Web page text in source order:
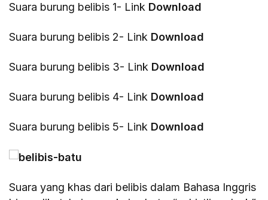
Suara burung belibis 1- Link Download
Suara burung belibis 2- Link Download
Suara burung belibis 3- Link Download
Suara burung belibis 4- Link Download
Suara burung belibis 5- Link Download
Suara yang khas dari belibis dalam Bahasa Inggris